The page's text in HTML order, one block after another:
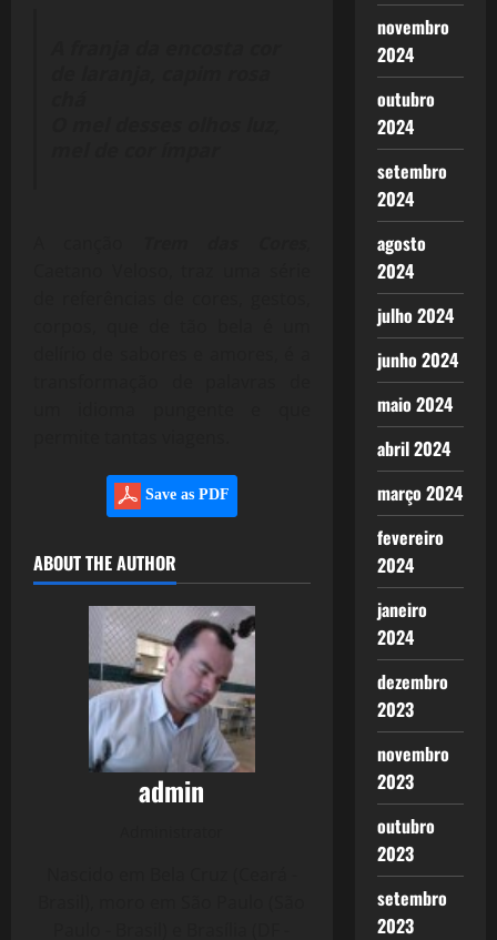
Save as PDF
ABOUT THE AUTHOR
admin
novembro
2024
outubro
2024
setembro
2024
agosto
2024
julho 2024
junho 2024
maio 2024
abril 2024
março 2024
fevereiro
2024
janeiro
2024
dezembro
2023
novembro
2023
outubro
2023
setembro
2023